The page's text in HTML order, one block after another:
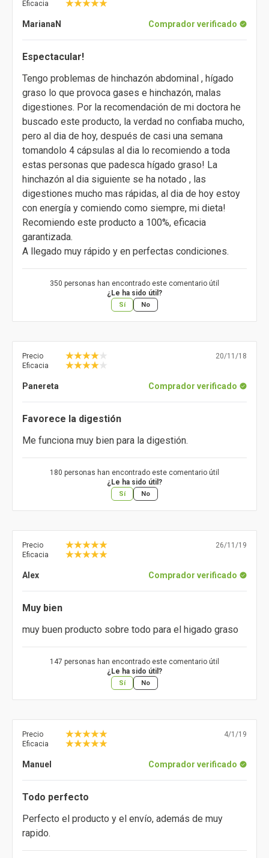
Eficacia
MarianaN Comprador verificado
Espectacular!
Tengo problemas de hinchazón abdominal , hígado
graso lo que provoca gases e hinchazón, malas
digestiones. Por la recomendación de mi doctora he
buscado este producto, la verdad no confiaba mucho,
pero al dia de hoy, después de casi una semana
tomandolo 4 cápsulas al dia lo recomiendo a toda
estas personas que padesca hígado graso! La
hinchazón al dia siguiente se ha notado , las
digestiones mucho mas rápidas, al dia de hoy estoy
con energía y comiendo como siempre, mi dieta!
Recomiendo este producto a 100%, eficacia
garantizada.
A llegado muy rápido y en perfectas condiciones.
350 personas han encontrado este comentario útil
¿Le ha sido útil?
Sí No
Precio
Eficacia
20/11/18
Panereta Comprador verificado
Favorece la digestión
Me funciona muy bien para la digestión.
180 personas han encontrado este comentario útil
¿Le ha sido útil?
Sí No
Precio
Eficacia
26/11/19
Alex Comprador verificado
Muy bien
muy buen producto sobre todo para el higado graso
147 personas han encontrado este comentario útil
¿Le ha sido útil?
Sí No
Precio
Eficacia
4/1/19
Manuel Comprador verificado
Todo perfecto
Perfecto el producto y el envío, además de muy
rapido.